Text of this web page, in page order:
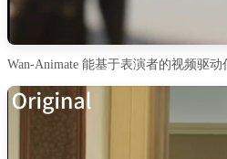
Wan-Animate 能基于表演者的视频驱